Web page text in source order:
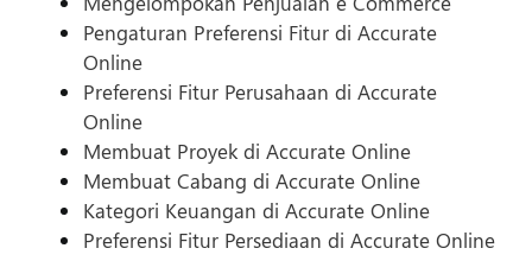
Pengaturan Preferensi Fitur di Accurate
Online
Preferensi Fitur Perusahaan di Accurate
Online
Membuat Proyek di Accurate Online
Membuat Cabang di Accurate Online
Kategori Keuangan di Accurate Online
Preferensi Fitur Persediaan di Accurate Online